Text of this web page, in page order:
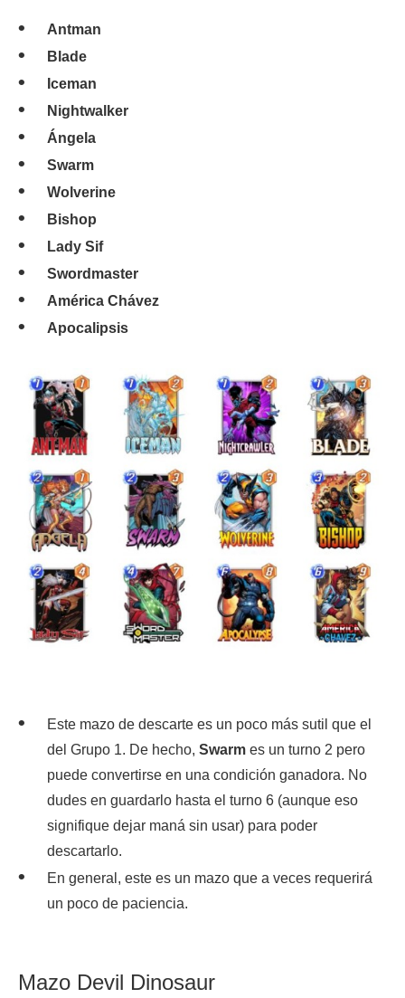
Antman
Blade
Iceman
Nightwalker
Ángela
Swarm
Wolverine
Bishop
Lady Sif
Swordmaster
América Chávez
Apocalipsis
Este mazo de descarte es un poco más sutil que el
del Grupo 1. De hecho, Swarm es un turno 2 pero
puede convertirse en una condición ganadora. No
dudes en guardarlo hasta el turno 6 (aunque eso
signifique dejar maná sin usar) para poder
descartarlo.
En general, este es un mazo que a veces requerirá
un poco de paciencia.
Mazo Devil Dinosaur